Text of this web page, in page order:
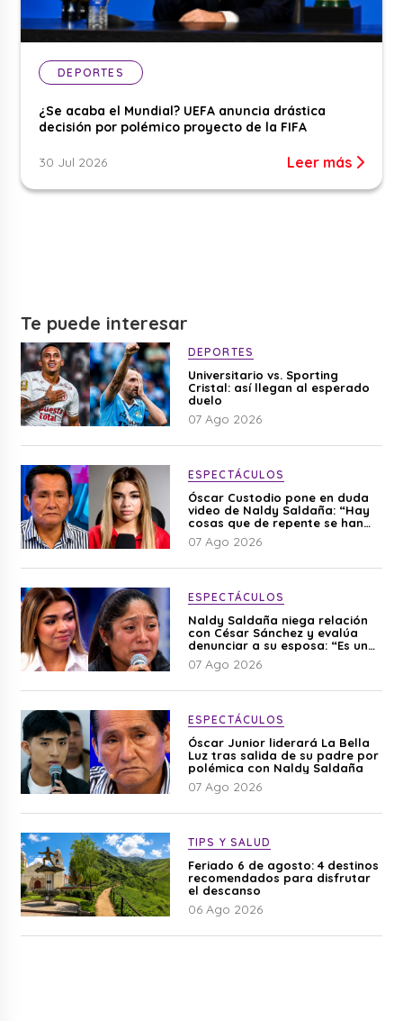
DEPORTES
¿Se acaba el Mundial? UEFA anuncia drástica
decisión por polémico proyecto de la FIFA
30 Jul 2026 Leer más
Te puede interesar
DEPORTES
Universitario vs. Sporting
Cristal: así llegan al esperado
duelo
07 Ago 2026
ESPECTÁCULOS
Óscar Custodio pone en duda
video de Naldy Saldaña: “Hay
cosas que de repente se han
editado”
07 Ago 2026
ESPECTÁCULOS
Naldy Saldaña niega relación
con César Sánchez y evalúa
denunciar a su esposa: “Es una
difamación”
07 Ago 2026
ESPECTÁCULOS
Óscar Junior liderará La Bella
Luz tras salida de su padre por
polémica con Naldy Saldaña
07 Ago 2026
TIPS Y SALUD
Feriado 6 de agosto: 4 destinos
recomendados para disfrutar
el descanso
06 Ago 2026